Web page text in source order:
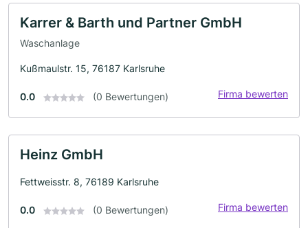
Karrer & Barth und Partner GmbH
Waschanlage
Kußmaulstr. 15, 76187 Karlsruhe
0.0 (0 Bewertungen) Firma bewerten
Heinz GmbH
Fettweisstr. 8, 76189 Karlsruhe
0.0 (0 Bewertungen) Firma bewerten